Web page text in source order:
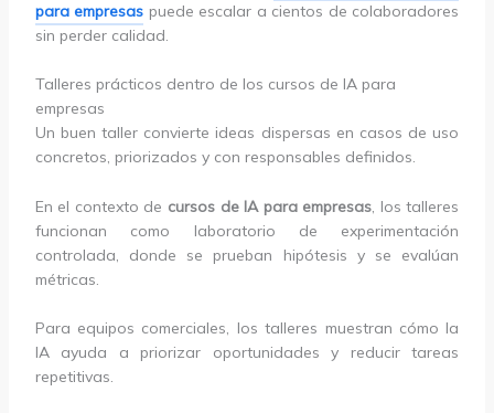
para empresas puede escalar a cientos de colaboradores
sin perder calidad.
Talleres prácticos dentro de los cursos de IA para
empresas
Un buen taller convierte ideas dispersas en casos de uso
concretos, priorizados y con responsables definidos.
En el contexto de cursos de IA para empresas, los talleres
funcionan como laboratorio de experimentación
controlada, donde se prueban hipótesis y se evalúan
métricas.
Para equipos comerciales, los talleres muestran cómo la
IA ayuda a priorizar oportunidades y reducir tareas
repetitivas.